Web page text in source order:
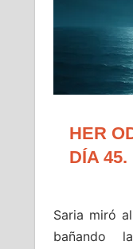
HER
DÍA 45.
Saria miró
bañando